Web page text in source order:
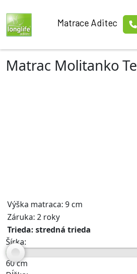
Matrace Aditec
Matrac Molitanko
Výška matraca: 9 cm
Záruka: 2 roky
Trieda: stredná trieda
Šírka:
60cm